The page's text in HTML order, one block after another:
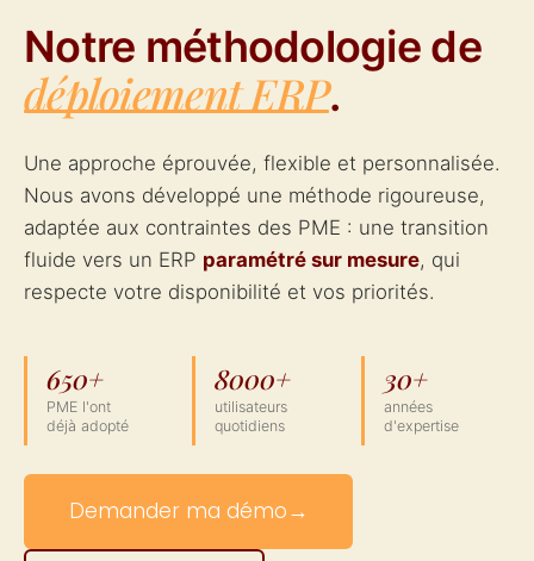
Notre méthodologie de
déploiement ERP.
Une approche éprouvée, flexible et personnalisée.
Nous avons développé une méthode rigoureuse,
adaptée aux contraintes des PME : une transition
fluide vers un ERP paramétré sur mesure, qui
respecte votre disponibilité et vos priorités.
650+
PME l'ont
déjà adopté
8000+
utilisateurs
quotidiens
30+
années
d'expertise
Demander ma démo→